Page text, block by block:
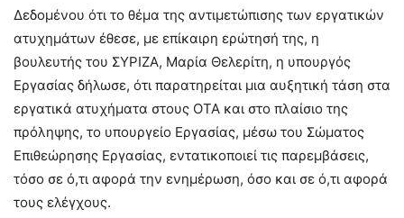
Δεδομένου ότι το θέμα της αντιμετώπισης των εργατικών
ατυχημάτων έθεσε, με επίκαιρη ερώτησή της, η
βουλευτής του ΣΥΡΙΖΑ, Μαρία Θελερίτη, η υπουργός
Εργασίας δήλωσε, ότι παρατηρείται μια αυξητική τάση στα
εργατικά ατυχήματα στους ΟΤΑ και στο πλαίσιο της
πρόληψης, το υπουργείο Εργασίας, μέσω του Σώματος
Επιθεώρησης Εργασίας, εντατικοποιεί τις παρεμβάσεις,
τόσο σε ό,τι αφορά την ενημέρωση, όσο και σε ό,τι αφορά
τους ελέγχους.